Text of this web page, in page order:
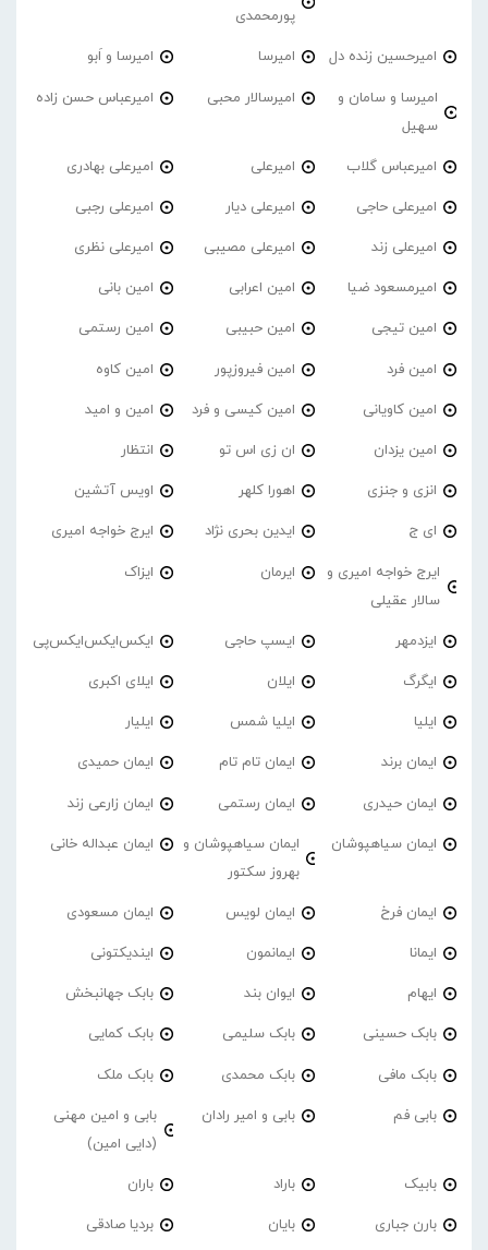
پورمحمدی
امیرحسین زنده دل امیرسا امیرسا و اَبو
امیرسا و سامان و
سهیل
امیرسالار محبی امیرعباس حسن زاده
امیرعباس گلاب امیرعلی امیرعلی بهادری
امیرعلی حاجی امیرعلی دیار امیرعلی رجبی
امیرعلی زند امیرعلی مصیبی امیرعلی نظری
امیرمسعود ضیا امین اعرابی امین بانی
امین تیجی امین حبیبی امین رستمی
امین فرد امین فیروزپور امین کاوه
امین کاویانی امین کیسی و فرد امین و امید
امین یزدان ان زی اس تو انتظار
انزی و جنزی اهورا کلهر اویس آتشین
ای ج ایدین بحری نژاد ایرج خواجه امیری
ایرج خواجه امیری و
سالار عقیلی
ایرمان ایزاک
ایزدمهر ایسپ حاجی ایکس‌ایکس‌ایکس‌پی
ایگرگ ایلان ایلای اکبری
ایلیا ایلیا شمس ایلیار
ایمان برند ایمان تام تام ایمان حمیدی
ایمان حیدری ایمان رستمی ایمان زارعی زند
ایمان سیاهپوشان
ایمان سیاهپوشان و
بهروز سکتور
ایمان عبداله خانی
ایمان فرخ ایمان لویس ایمان مسعودی
ایمانا ایمانمون ایندیکتونی
ایهام ایوان بند بابک جهانبخش
بابک حسینی بابک سلیمی بابک کمایی
بابک مافی بابک محمدی بابک ملک
بابی فم بابی و امیر رادان
بابی و امین مهنی
(دایی امین)
بابیک باراد باران
بارن جباری بایان بردیا صادقی